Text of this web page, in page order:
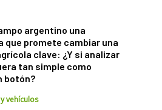
argentino una
que promete cambiar una
clave: ¿Y si analizar
tan simple como
botón?
vehículos